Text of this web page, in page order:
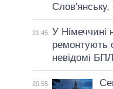
Слов'янську,
21:45 У Німеччині
ремонтують
невідомі
20:55